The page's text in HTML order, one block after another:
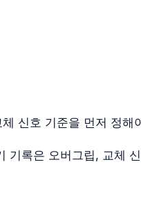
신호 기준을 먼저 정해
기록은 오버그립, 교체